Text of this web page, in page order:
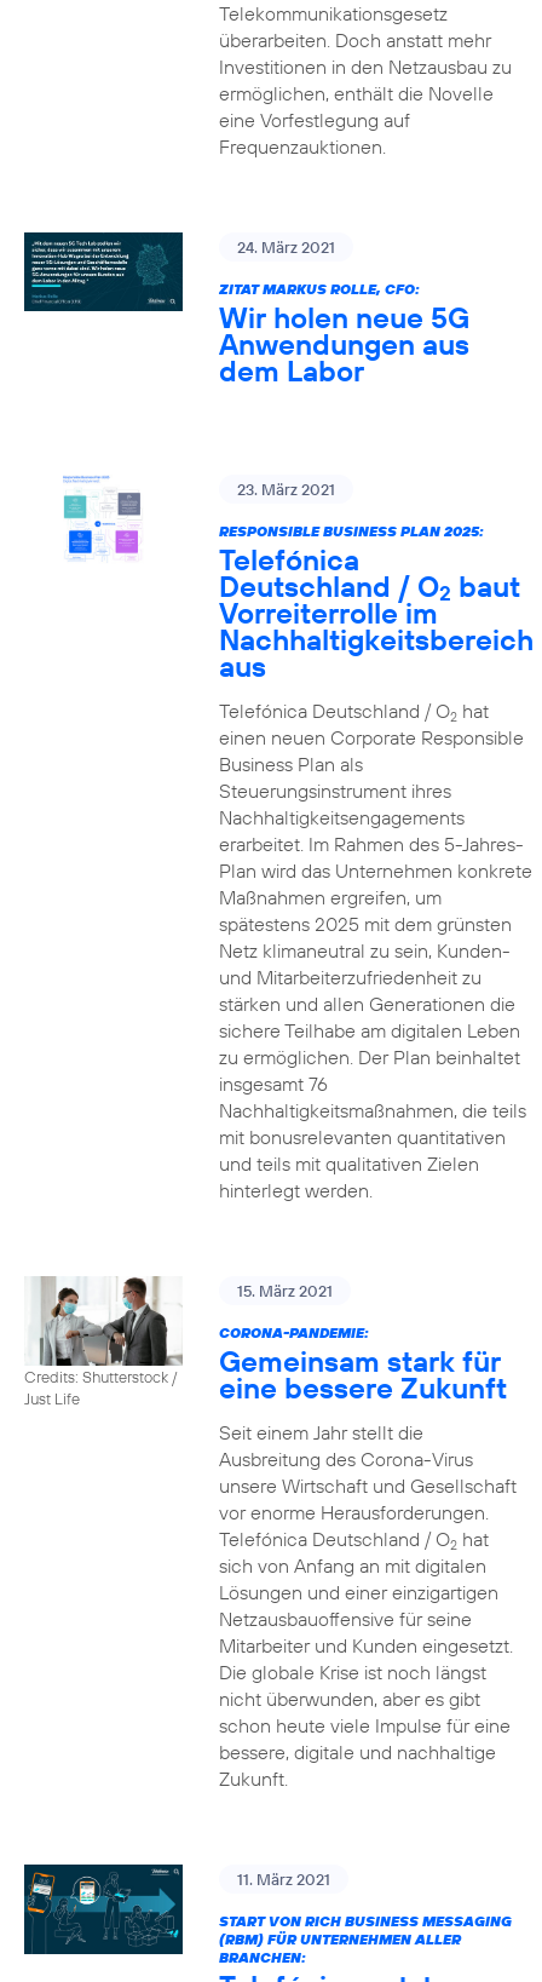
Telekommunikationsgesetz
überarbeiten. Doch anstatt mehr
Investitionen in den Netzausbau zu
ermöglichen, enthält die Novelle
eine Vorfestlegung auf
Frequenzauktionen.
24. März 2021
ZITAT MARKUS ROLLE, CFO:
Wir holen neue 5G
Anwendungen aus
dem Labor
23. März 2021
RESPONSIBLE BUSINESS PLAN 2025:
Telefónica
Deutschland / O2 baut
Vorreiterrolle im
Nachhaltigkeitsbereich
aus
Telefónica Deutschland / O2hat
einen neuen Corporate Responsible
Business Plan als
Steuerungsinstrument ihres
Nachhaltigkeitsengagements
erarbeitet. Im Rahmen des 5-Jahres-
Plan wird das Unternehmen konkrete
Maßnahmen ergreifen, um
spätestens 2025 mit dem grünsten
Netz klimaneutral zu sein, Kunden-
und Mitarbeiterzufriedenheit zu
stärken und allen Generationen die
sichere Teilhabe am digitalen Leben
zu ermöglichen. Der Plan beinhaltet
insgesamt 76
Nachhaltigkeitsmaßnahmen, die teils
mit bonusrelevanten quantitativen
und teils mit qualitativen Zielen
hinterlegt werden.
Credits: Shutterstock /
Just Life
15. März 2021
CORONA-PANDEMIE:
Gemeinsam stark für
eine bessere Zukunft
Seit einem Jahr stellt die
Ausbreitung des Corona-Virus
unsere Wirtschaft und Gesellschaft
vor enorme Herausforderungen.
Telefónica Deutschland / O2hat
sich von Anfang an mit digitalen
Lösungen und einer einzigartigen
Netzausbauoffensive für seine
Mitarbeiter und Kunden eingesetzt.
Die globale Krise ist noch längst
nicht überwunden, aber es gibt
schon heute viele Impulse für eine
bessere, digitale und nachhaltige
Zukunft.
11. März 2021
START VON RICH BUSINESS MESSAGING
(RBM) FÜR UNTERNEHMEN ALLER
BRANCHEN: